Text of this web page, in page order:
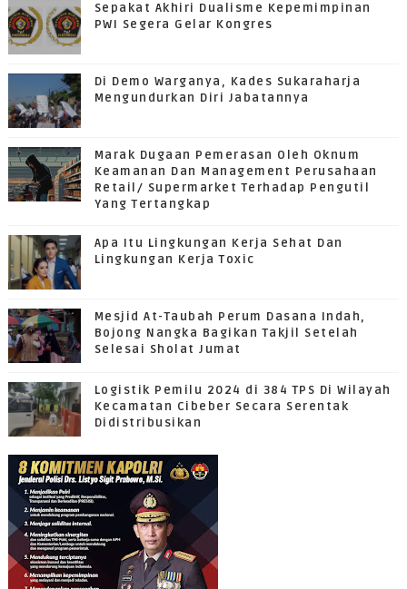
Sepakat Akhiri Dualisme Kepemimpinan
PWI Segera Gelar Kongres
Di Demo Warganya, Kades Sukaraharja
Mengundurkan Diri Jabatannya
Marak Dugaan Pemerasan Oleh Oknum
Keamanan Dan Management Perusahaan
Retail/ Supermarket Terhadap Pengutil
Yang Tertangkap
Apa Itu Lingkungan Kerja Sehat Dan
Lingkungan Kerja Toxic
Mesjid At-Taubah Perum Dasana Indah,
Bojong Nangka Bagikan Takjil Setelah
Selesai Sholat Jumat
Logistik Pemilu 2024 di 384 TPS Di Wilayah
Kecamatan Cibeber Secara Serentak
Didistribusikan